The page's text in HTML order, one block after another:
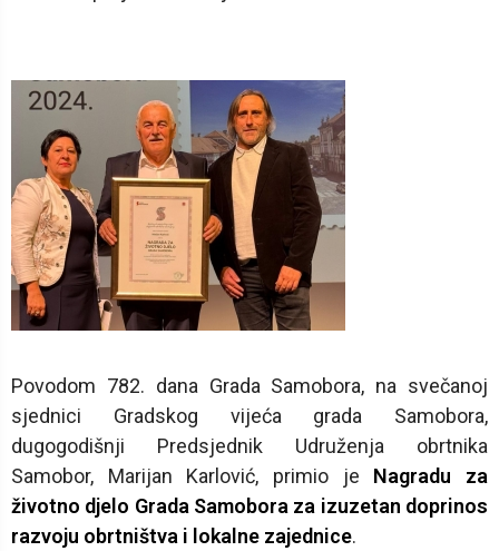
Povodom 782. dana Grada Samobora, na svečanoj
sjednici Gradskog vijeća grada Samobora,
dugogodišnji Predsjednik Udruženja obrtnika
Samobor, Marijan Karlović, primio je Nagradu za
životno djelo Grada Samobora za izuzetan doprinos
razvoju obrtništva i lokalne zajednice.